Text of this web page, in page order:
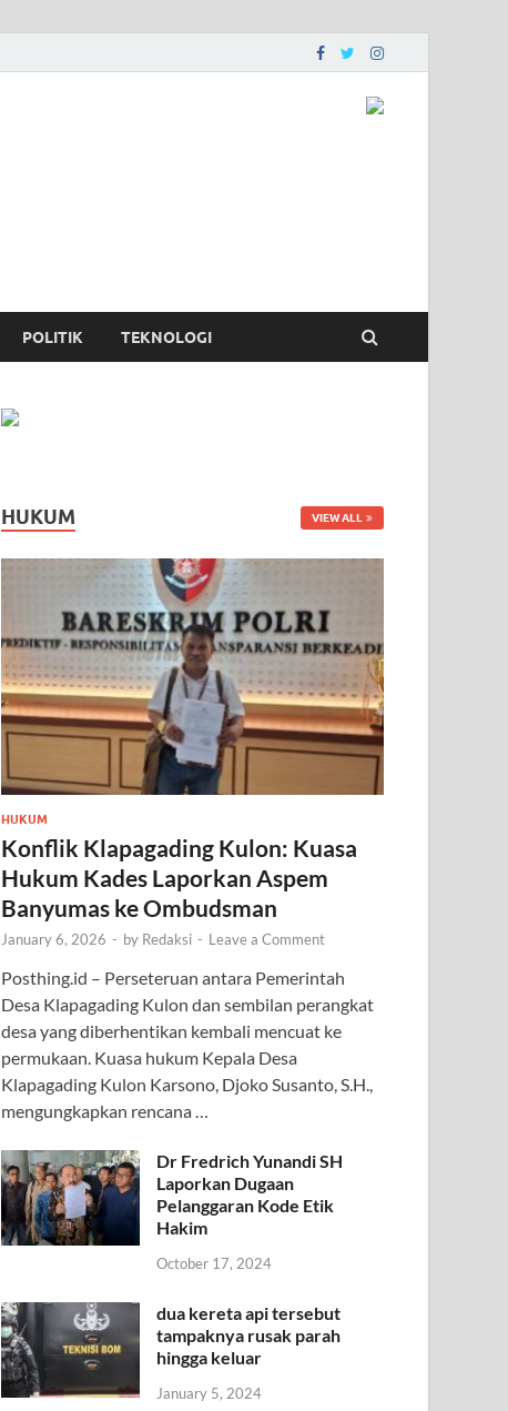
POLITIK TEKNOLOGI
HUKUM VIEW ALL
HUKUM
Konflik Klapagading Kulon: Kuasa
Hukum Kades Laporkan Aspem
Banyumas ke Ombudsman
January 6, 2026 - by Redaksi - Leave a Comment
Posthing.id – Perseteruan antara Pemerintah
Desa Klapagading Kulon dan sembilan perangkat
desa yang diberhentikan kembali mencuat ke
permukaan. Kuasa hukum Kepala Desa
Klapagading Kulon Karsono, Djoko Susanto, S.H.,
mengungkapkan rencana …
Dr Fredrich Yunandi SH
Laporkan Dugaan
Pelanggaran Kode Etik
Hakim
October 17, 2024
dua kereta api tersebut
tampaknya rusak parah
hingga keluar
January 5, 2024